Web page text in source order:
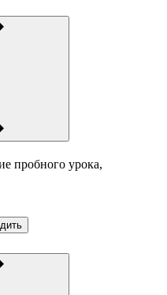
пробного урока,